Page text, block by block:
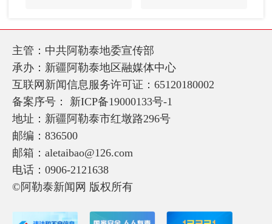
主管：中共阿勒泰地委宣传部
承办：新疆阿勒泰地区融媒体中心
互联网新闻信息服务许可证：65120180002
备案序号： 新ICP备19000133号-1
地址：新疆阿勒泰市红墩路296号
邮编：836500
邮箱：aletaibao@126.com
电话：0906-2121638
©阿勒泰新闻网 版权所有